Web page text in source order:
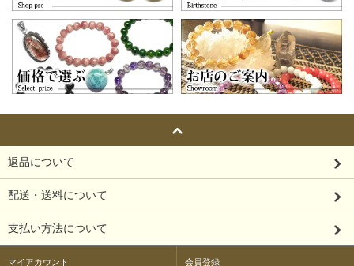
返品について
配送・送料について
支払い方法について
マイアカウント 会員登録